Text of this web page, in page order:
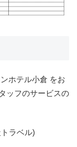
ホテル小倉 をお
ッフのサービスの
ラベル)